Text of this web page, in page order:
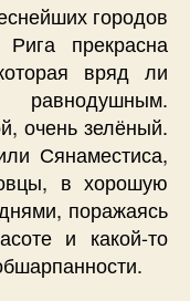
городов
Рига прекрасна
вряд ли
равнодушным.
очень зелёный.
Сянаместиса,
в хорошую
поражаясь
и какой-то